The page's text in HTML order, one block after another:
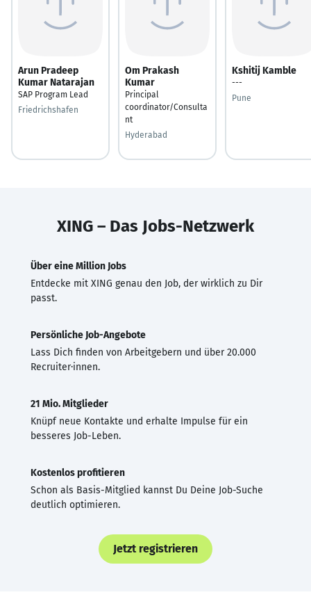
Arun Pradeep
Kumar Natarajan
SAP Program Lead
Friedrichshafen
Om Prakash
Kumar
Principal
coordinator/Consulta
nt
Hyderabad
Kshitij Kamble
---
Pune
XING – Das Jobs-Netzwerk
Über eine Million Jobs
Entdecke mit XING genau den Job, der wirklich zu Dir
passt.
Persönliche Job-Angebote
Lass Dich finden von Arbeitgebern und über 20.000
Recruiter·innen.
21 Mio. Mitglieder
Knüpf neue Kontakte und erhalte Impulse für ein
besseres Job-Leben.
Kostenlos profitieren
Schon als Basis-Mitglied kannst Du Deine Job-Suche
deutlich optimieren.
Jetzt registrieren